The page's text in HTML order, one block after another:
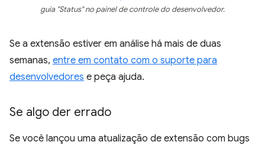
guia "Status" no painel de controle do desenvolvedor.
Se a extensão estiver em análise há mais de duas
semanas, entre em contato com o suporte para
desenvolvedores e peça ajuda.
Se algo der errado
Se você lançou uma atualização de extensão com bugs